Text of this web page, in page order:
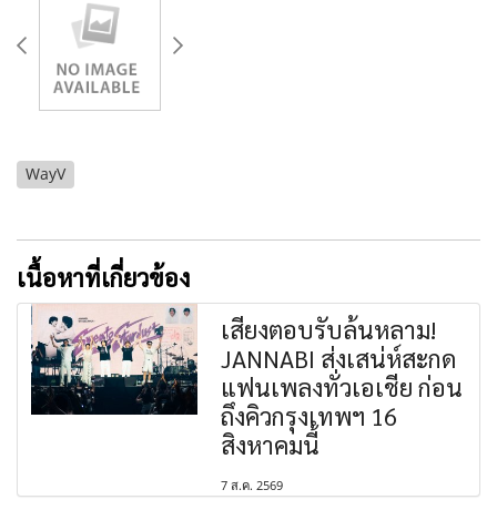
WayV
เนื้อหาที่เกี่ยวข้อง
เสียงตอบรับล้นหลาม!
JANNABI ส่งเสน่ห์สะกด
แฟนเพลงทั่วเอเชีย ก่อน
ถึงคิวกรุงเทพฯ 16
สิงหาคมนี้
7 ส.ค. 2569